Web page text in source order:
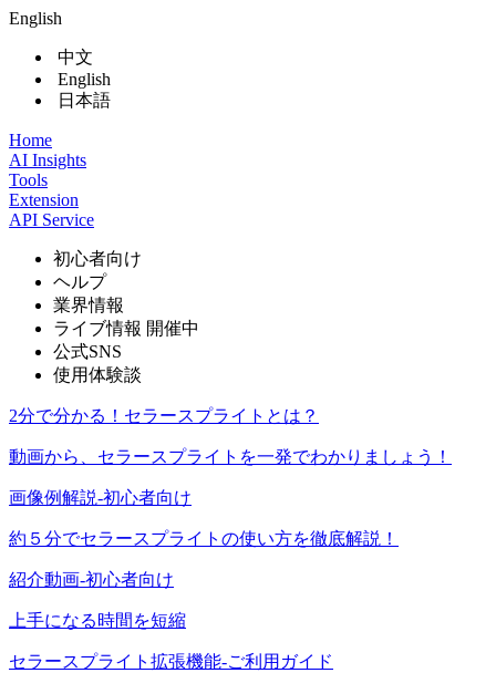
English
中文
English
日本語
Home
AI Insights
Tools
Extension
API Service
初心者向け
ヘルプ
業界情報
ライブ情報 開催中
公式SNS
使用体験談
2分で分かる！セラースプライトとは？
動画から、セラースプライトを一発でわかりましょう！
画像例解説-初心者向け
約５分でセラースプライトの使い方を徹底解説！
紹介動画-初心者向け
上手になる時間を短縮
セラースプライト拡張機能-ご利用ガイド